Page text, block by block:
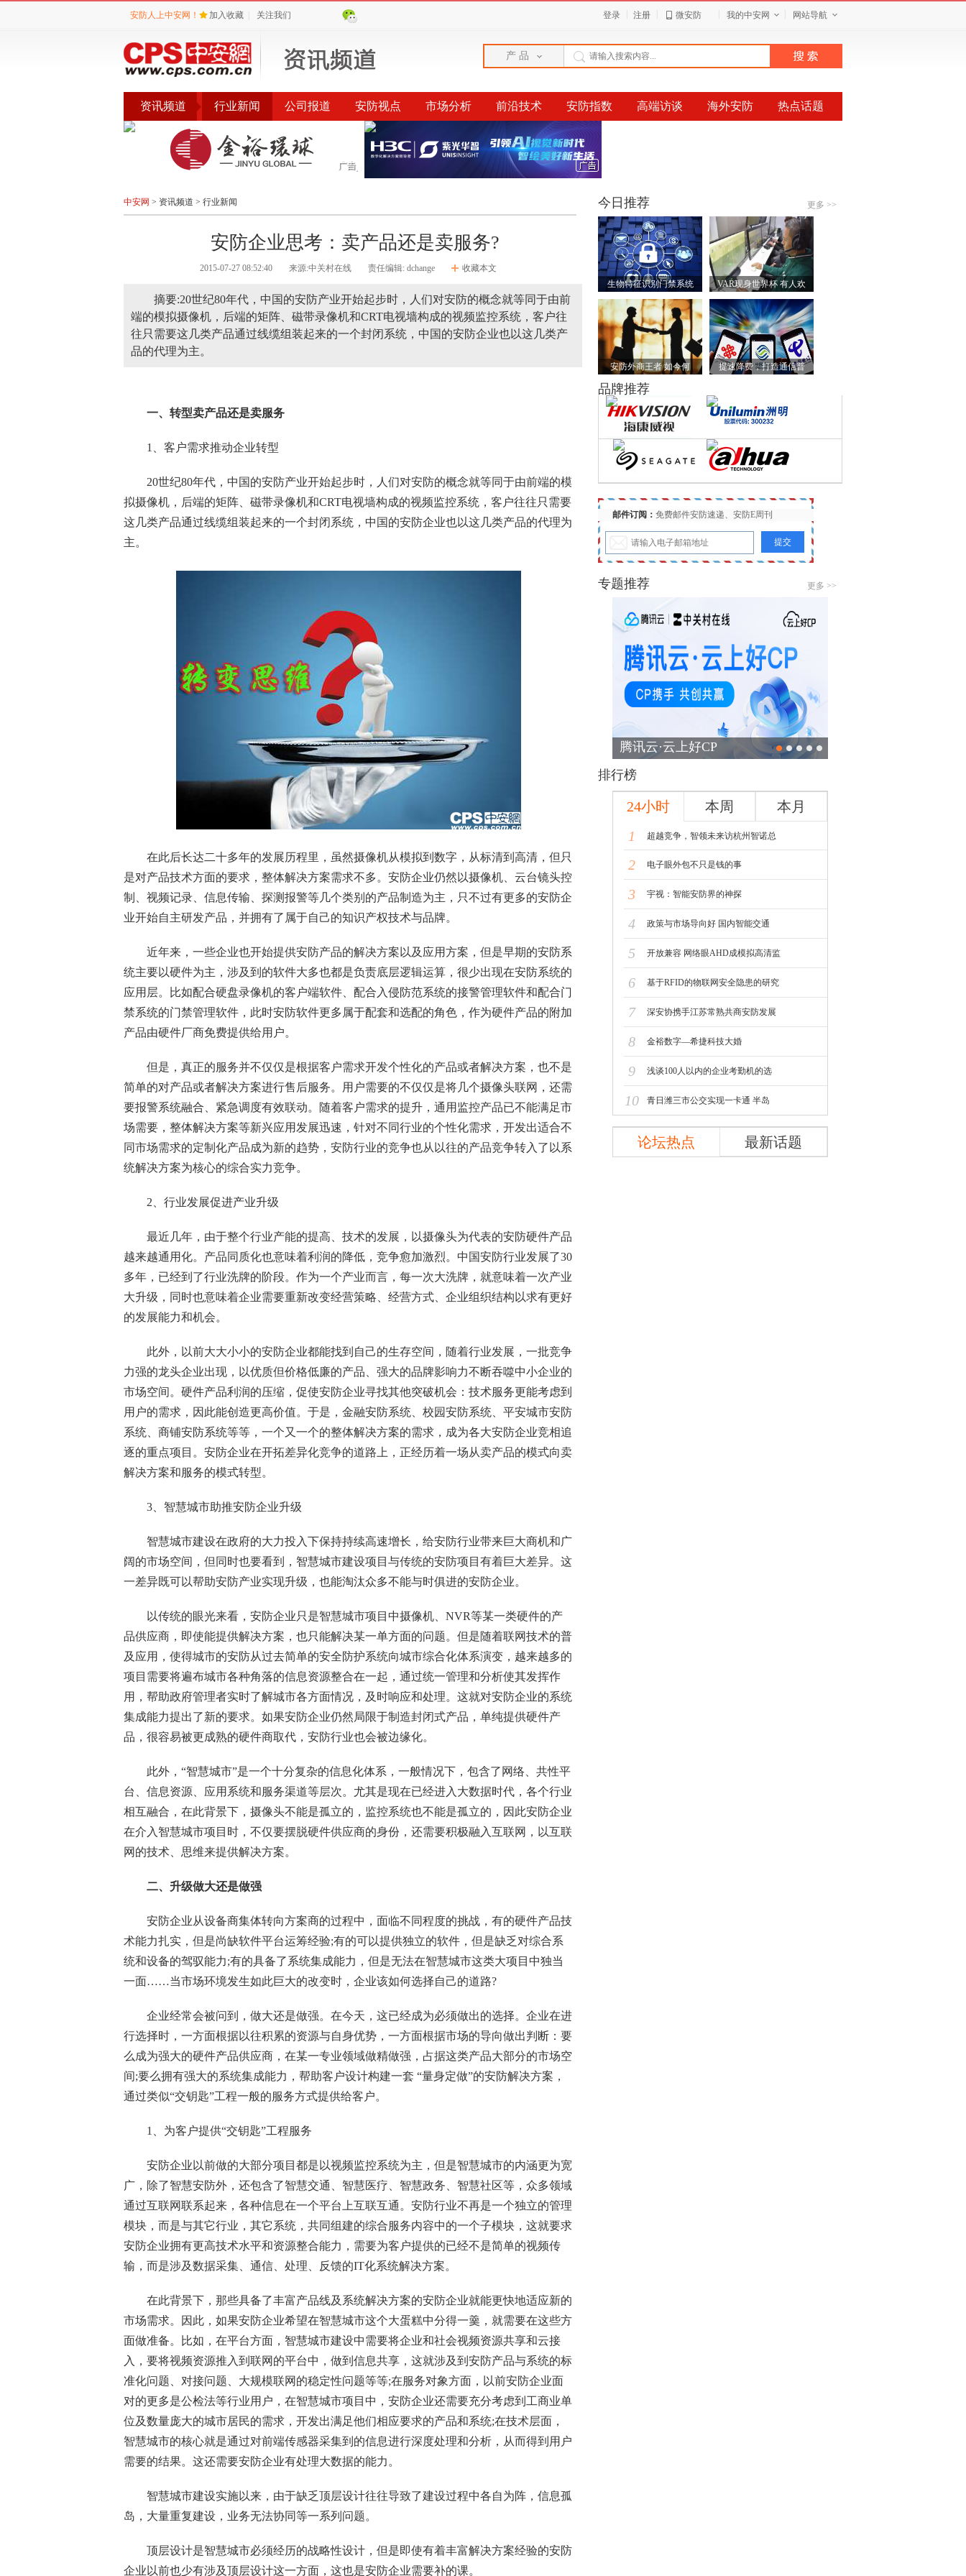
安防人上中安网！ 加入收藏 关注我们 登录 注册 微安防 我的中安网 网站导航
产 品
资讯频道 行业新闻 公司报道 安防视点 市场分析 前沿技术 安防指数 高端访谈 海外安防 热点话题
公告 评选 榜单
中安网 > 资讯频道 > 行业新闻
安防企业思考：卖产品还是卖服务?
2015-07-27 08:52:40 来源:中关村在线 责任编辑: dchange 收藏本文
摘要:20世纪80年代，中国的安防产业开始起步时，人们对安防的概念就等同于由前
端的模拟摄像机，后端的矩阵、磁带录像机和CRT电视墙构成的视频监控系统，客户往
往只需要这几类产品通过线缆组装起来的一个封闭系统，中国的安防企业也以这几类产
品的代理为主。
一、转型卖产品还是卖服务
1、客户需求推动企业转型
20世纪80年代，中国的安防产业开始起步时，人们对安防的概念就等同于由前端的模
拟摄像机，后端的矩阵、磁带录像机和CRT电视墙构成的视频监控系统，客户往往只需要
这几类产品通过线缆组装起来的一个封闭系统，中国的安防企业也以这几类产品的代理为
主。
在此后长达二十多年的发展历程里，虽然摄像机从模拟到数字，从标清到高清，但只
是对产品技术方面的要求，整体解决方案需求不多。安防企业仍然以摄像机、 云台镜头控
制、视频记录、信息传输、探测报警等几个类别的产品制造为主，只不过有更多的安防企
业开始自主研发产品，并拥有了属于自己的知识产权技术与品牌。
近年来，一些企业也开始提供安防产品的解决方案以及应用方案，但是早期的安防系
统主要以硬件为主，涉及到的软件大多也都是负责底层逻辑运算，很少出现在安防系统的
应用层。比如配合硬盘录像机的客户端软件、配合入侵防范系统的接警管理软件和配合门
禁系统的门禁管理软件，此时安防软件更多属于配套和选配的角色，作为硬件产品的附加
产品由硬件厂商免费提供给用户。
但是，真正的服务并不仅仅是根据客户需求开发个性化的产品或者解决方案，也不是
简单的对产品或者解决方案进行售后服务。用户需要的不仅仅是将几个摄像头联网，还需
要报警系统融合、紧急调度有效联动。随着客户需求的提升，通用监控产品已不能满足市
场需要，整体解决方案等新兴应用发展迅速，针对不同行业的个性化需求，开发出适合不
同市场需求的定制化产品成为新的趋势， 安防行业的竞争也从以往的产品竞争转入了以系
统解决方案为核心的综合实力竞争。
2、行业发展促进产业升级
最近几年，由于整个行业产能的提高、技术的发展，以摄像头为代表的安防硬件产品
越来越通用化。产品同质化也意味着利润的降低，竞争愈加激烈。中国安防行业发展了30
多年，已经到了行业洗牌的阶段。作为一个产业而言，每一次大洗牌，就意味着一次产业
大升级，同时也意味着企业需要重新改变经营策略、经营方式、企业组织结构以求有更好
的发展能力和机会。
此外，以前大大小小的安防企业都能找到自己的生存空间，随着行业发展，一批竞争
力强的龙头企业出现，以优质但价格低廉的产品、强大的品牌影响力不断吞噬中小企业的
市场空间。硬件产品利润的压缩，促使安防企业寻找其他突破机会：技术服务更能考虑到
用户的需求，因此能创造更高价值。于是，金融安防系统、校园安防系统、平安城市安防
系统、商铺安防系统等等，一个又一个的整体解决方案的需求，成为各大安防企业竞相追
逐的重点项目。安防企业在开拓差异化竞争的道路上，正经历着一场从卖产品的模式向卖
解决方案和服务的模式转型。
3、智慧城市助推安防企业升级
智慧城市建设在政府的大力投入下保持持续高速增长，给安防行业带来巨大商机和广
阔的市场空间，但同时也要看到，智慧城市建设项目与传统的安防项目有着巨大差异。这
一差异既可以帮助安防产业实现升级，也能淘汰众多不能与时俱进的安防企业。
以传统的眼光来看，安防企业只是智慧城市项目中摄像机、NVR等某一类硬件的产
品供应商，即使能提供解决方案，也只能解决某一单方面的问题。但是随着联网技术的普
及应用，使得城市的安防从过去简单的安全防护系统向城市综合化体系演变，越来越多的
项目需要将遍布城市各种角落的信息资源整合在一起，通过统一管理和分析使其发挥作
用，帮助政府管理者实时了解城市各方面情况，及时响应和处理。这就对安防企业的系统
集成能力提出了新的要求。如果安防企业仍然局限于制造封闭式产品，单纯提供硬件产
品，很容易被更成熟的硬件商取代，安防行业也会被边缘化。
此外，“智慧城市”是一个十分复杂的信息化体系，一般情况下，包含了网络、共性平
台、信息资源、应用系统和服务渠道等层次。尤其是现在已经进入大数据时代，各个行业
相互融合，在此背景下，摄像头不能是孤立的， 监控系统也不能是孤立的，因此安防企业
在介入智慧城市项目时，不仅要摆脱硬件供应商的身份，还需要积极融入互联网，以互联
网的技术、思维来提供解决方案。
二、升级做大还是做强
安防企业从设备商集体转向方案商的过程中，面临不同程度的挑战，有的硬件产品技
术能力扎实，但是尚缺软件平台运筹经验;有的可以提供独立的软件，但是缺乏对综合系
统和设备的驾驭能力;有的具备了系统集成能力，但是无法在智慧城市这类大项目中独当
一面……当市场环境发生如此巨大的改变时，企业该如何选择自己的道路?
企业经常会被问到，做大还是做强。在今天，这已经成为必须做出的选择。企业在进
行选择时，一方面根据以往积累的资源与自身优势，一方面根据市场的导向做出判断：要
么成为强大的硬件产品供应商，在某一专业领域做精做强，占据这类产品大部分的市场空
间;要么拥有强大的系统集成能力，帮助客户设计构建一套 “量身定做”的安防解决方案，
通过类似“交钥匙”工程一般的服务方式提供给客户。
1、为客户提供“交钥匙”工程服务
安防企业以前做的大部分项目都是以视频监控系统为主，但是智慧城市的内涵更为宽
广，除了智慧安防外，还包含了智慧交通、智慧医疗、智慧政务、智慧社区等，众多领域
通过互联网联系起来，各种信息在一个平台上互联互通。安防行业不再是一个独立的管理
模块，而是与其它行业，其它系统，共同组建的综合服务内容中的一个子模块，这就要求
安防企业拥有更高技术水平和资源整合能力，需要为客户提供的已经不是简单的视频传
输，而是涉及数据采集、通信、处理、反馈的IT化系统解决方案。
在此背景下，那些具备了丰富产品线及系统解决方案的安防企业就能更快地适应新的
市场需求。因此，如果安防企业希望在智慧城市这个大蛋糕中分得一羹，就需要在这些方
面做准备。比如，在平台方面，智慧城市建设中需要将企业和社会视频资源共享和云接
入，要将视频资源推入到联网的平台中，做到信息共享，这就涉及到安防产品与系统的标
准化问题、对接问题、大规模联网的稳定性问题等等;在服务对象方面，以前安防企业面
对的更多是公检法等行业用户，在智慧城市项目中，安防企业还需要充分考虑到工商业单
位及数量庞大的城市居民的需求，开发出满足他们相应要求的产品和系统;在技术层面，
智慧城市的核心就是通过对前端传感器采集到的信息进行深度处理和分析，从而得到用户
需要的结果。这还需要安防企业有处理大数据的能力。
智慧城市建设实施以来，由于缺乏顶层设计往往导致了建设过程中各自为阵，信息孤
岛，大量重复建设，业务无法协同等一系列问题。
顶层设计是智慧城市必须经历的战略性设计，但是即使有着丰富解决方案经验的安防
企业以前也少有涉及顶层设计这一方面，这也是安防企业需要补的课。
今日推荐 更多 >>
生物特征识别门禁系统 VAR现身世界杯 有人欢
安防外商王者 如今何 提速降费，打造通信普
品牌推荐
邮件订阅： 免费邮件安防速递、安防E周刊
专题推荐 更多 >>
腾讯云·云上好CP
排行榜
24小时 本周
本月
1
超越竞争，智领未来访杭州智诺总
2 电子眼外包不只是钱的事
3 宇视：智能安防界的神探
4 政策与市场导向好 国内智能交通
5 开放兼容 网络眼AHD成模拟高清监
6 基于RFID的物联网安全隐患的研究
7 深安协携手江苏常熟共商安防发展
8 金裕数字—希捷科技大婚
9 浅谈100人以内的企业考勤机的选
10 青日潍三市公交实现一卡通 半岛
论坛热点 最新话题